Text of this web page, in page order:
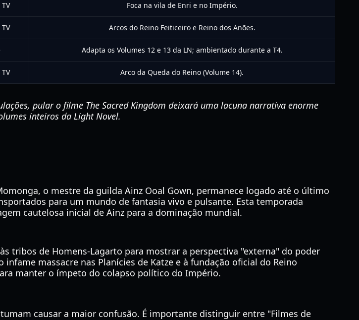
Foca na vila de Enri e no Império.
Arcos do Reino Feiticeiro e Reino dos Anões.
Adapta os Volumes 12 e 13 da LN; ambientado durante a T4.
Arco da Queda do Reino (Volume 14).
pular o filme The Sacred Kingdom deixará uma lacuna narrativa enorme
inteiros da Light Novel.
o mestre da guilda Ainz Ooal Gown, permanece logado até o último
para um mundo de fantasia vivo e pulsante. Esta temporada
cautelosa inicial de Ainz para a dominação mundial.
tribos de Homens-Lagarto para mostrar a perspectiva "externa" do poder
massacre nas Planícies de Katze e à fundação oficial do Reino
manter o ímpeto do colapso político do Império.
causar a maior confusão. É importante distinguir entre "Filmes de